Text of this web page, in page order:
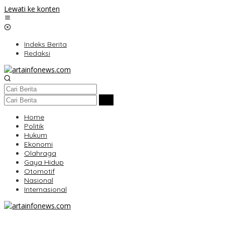
Lewati ke konten
Indeks Berita
Redaksi
Home
Politik
Hukum
Ekonomi
Olahraga
Gaya Hidup
Otomotif
Nasional
Internasional